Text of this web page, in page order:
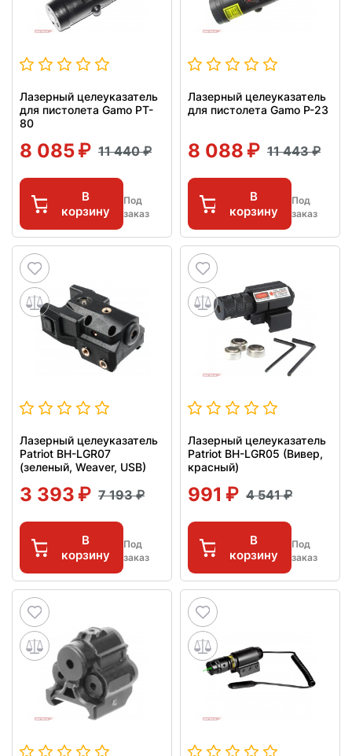
Лазерный целеуказатель
для пистолета Gamo PT-
80
8 085 11 440
В
корзину
Под
заказ
Лазерный целеуказатель
для пистолета Gamo P-23
8 088 11 443
В
корзину
Под
заказ
Лазерный целеуказатель
Patriot BH-LGR07
(зеленый, Weaver, USB)
3 393 7 193
В
корзину
Под
заказ
Лазерный целеуказатель
Patriot BH-LGR05 (Вивер,
красный)
991 4 541
В
корзину
Под
заказ